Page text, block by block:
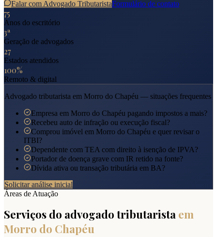
Falar com Advogado TributaristaFormulário de contato
75
Anos do escritório
3ª
Geração de advogados
27
Estados atendidos
100%
Remoto & digital
Advogado tributarista em Morro do Chapéu — situações frequentes
Empresa em Morro do Chapéu pagando impostos a mais?
Recebeu auto de infração ou execução fiscal?
Comprou imóvel em Morro do Chapéu e quer revisar o
ITBI?
Dependente com TEA com direito à isenção de IPVA?
Portador de doença grave com IR retido na fonte?
Dívida ativa ou transação tributária em BA?
Solicitar análise inicial
Áreas de Atuação
Serviços do advogado tributarista em
Morro do Chapéu